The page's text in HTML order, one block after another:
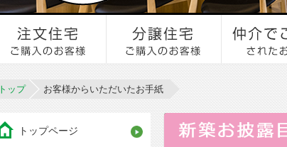
トップ お客様からいただいたお手紙
トップページ